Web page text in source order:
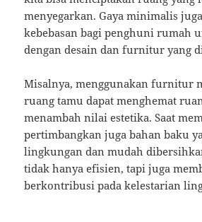
menyegarkan. Gaya minimalis
kebebasan bagi penghuni rumah
dengan desain dan furnitur yang
Misalnya, menggunakan furnitur
ruang tamu dapat menghemat
menambah nilai estetika. Saat
pertimbangkan juga bahan baku
lingkungan dan mudah
tidak hanya efisien, tapi juga
berkontribusi pada kelestarian